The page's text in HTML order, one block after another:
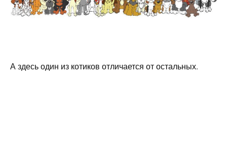
А здесь один из котиков отличается от остальных.